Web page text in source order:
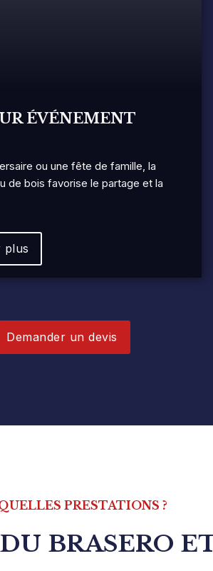
ÉVÉNEMENT
ou une fête de famille, la
de bois favorise le partage et la
plus
Demander un devis
PRESTATIONS ?
BRASERO